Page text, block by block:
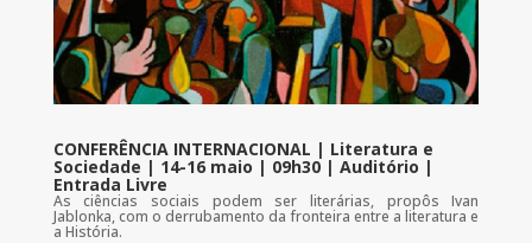
CONFERÊNCIA INTERNACIONAL | Literatura e
Sociedade | 14-16 maio | 09h30 | Auditório |
Entrada Livre
As ciências sociais podem ser literárias, propôs Ivan
Jablonka, com o derrubamento da fronteira entre a literatura e
a História.